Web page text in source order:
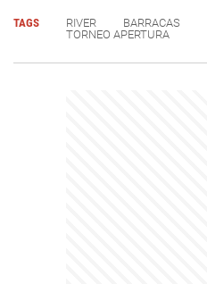
TAGS RIVER BARRACAS
TORNEO APERTURA